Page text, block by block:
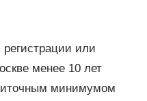
регистрации или
менее 10 лет
минимумом